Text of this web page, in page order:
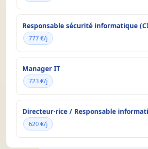
Responsable sécurité informatique
777 €/j
Manager IT
723 €/j
Directeur·rice / Responsable
620 €/j